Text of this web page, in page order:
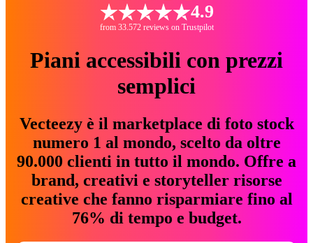
4.9
from 33.572 reviews on Trustpilot
Piani accessibili con prezzi
semplici
Vecteezy è il marketplace di foto stock
numero 1 al mondo, scelto da oltre
90.000 clienti in tutto il mondo. Offre a
brand, creativi e storyteller risorse
creative che fanno risparmiare fino al
76% di tempo e budget.